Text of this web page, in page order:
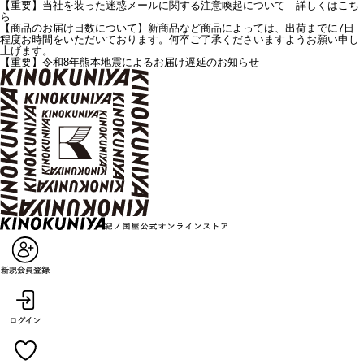
【重要】当社を装った迷惑メールに関する注意喚起について 詳しくはこち
ら
【商品のお届け日数について】新商品など商品によっては、出荷までに7日
程度お時間をいただいております。何卒ご了承くださいますようお願い申し
上げます。
【重要】令和8年熊本地震によるお届け遅延のお知らせ